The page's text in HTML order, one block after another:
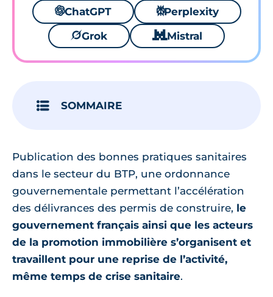
🌌ChatGPT ⚙Perplexity
🪐Grok 🐱 Mistral
SOMMAIRE
Publication des bonnes pratiques sanitaires
dans le secteur du BTP, une ordonnance
gouvernementale permettant l’accélération
des délivrances des permis de construire, le
gouvernement français ainsi que les acteurs
de la promotion immobilière s’organisent et
travaillent pour une reprise de l’activité,
même temps de crise sanitaire.